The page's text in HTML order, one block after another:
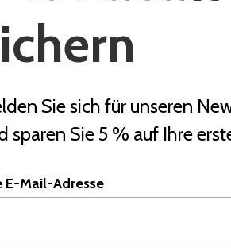
Inklusive Steuer.
in
Warenkorb
Sie sich für unseren
sparen Sie 5 % auf Ihre
E-Mail-Adresse